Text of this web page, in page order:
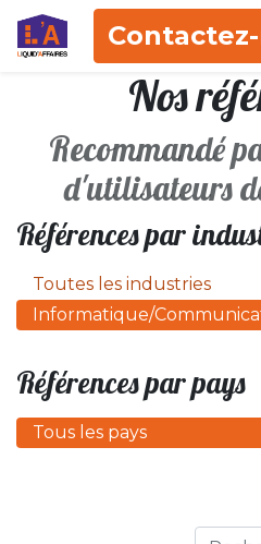
Nos
Recommandé
d'utilisateurs
Références par
Toutes les industries
Informatique/
Références par pays
Tous les pays